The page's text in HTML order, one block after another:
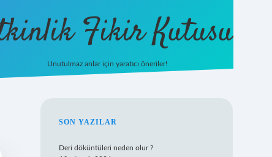
Fikir Kutusu
Unutulmaz anlar için yaratıcı öneriler!
SIDEBAR
SON YAZILAR
Deri döküntüleri neden olur ?